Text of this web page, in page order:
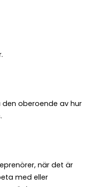
oberoende av hur
när det är
med eller